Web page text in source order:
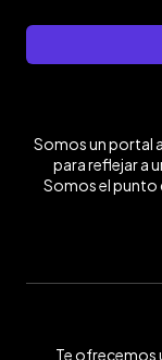
Somos un portal
para reflejar a
Somos el punto
Te ofrecemos